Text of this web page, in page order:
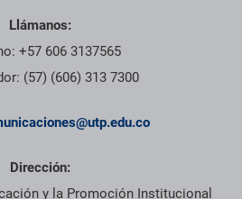
Llámanos:
+57 606 3137565
(57) (606) 313 7300
Dirección:
y la Promoción Institucional